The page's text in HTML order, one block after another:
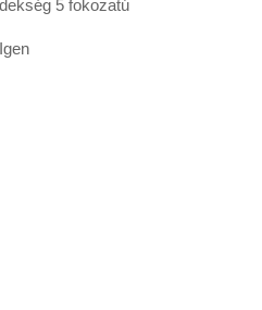
5 fokozatú